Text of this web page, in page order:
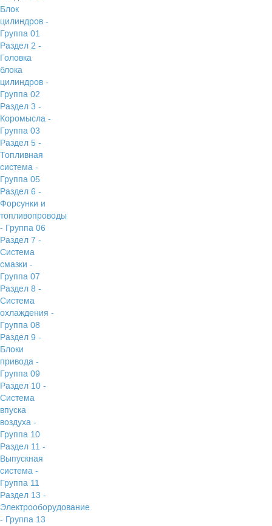
Блок
цилиндров -
Группа 01
Раздел 2 -
Головка
блока
цилиндров -
Группа 02
Раздел 3 -
Коромысла -
Группа 03
Раздел 5 -
Топливная
система -
Группа 05
Раздел 6 -
Форсунки и
топливопроводы
- Группа 06
Раздел 7 -
Система
смазки -
Группа 07
Раздел 8 -
Система
охлаждения -
Группа 08
Раздел 9 -
Блоки
привода -
Группа 09
Раздел 10 -
Система
впуска
воздуха -
Группа 10
Раздел 11 -
Выпускная
система -
Группа 11
Раздел 13 -
Электрооборудование
- Группа 13